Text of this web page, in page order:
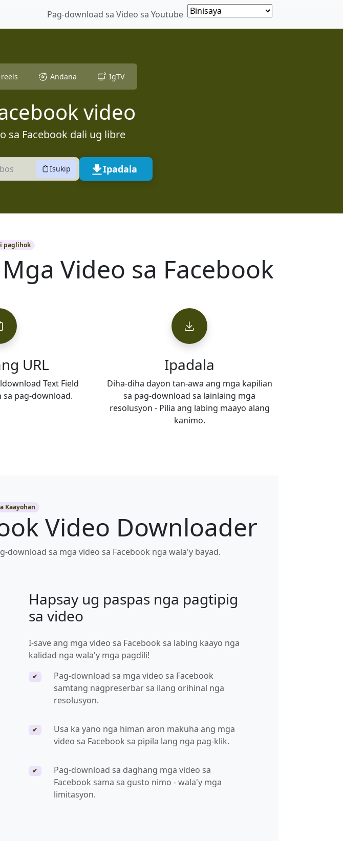
Pag-download sa Video sa Youtube
Andana IgTV
video
sa Facebook dali ug libre
Isukip Ipadala
paglihok
Video sa Facebook
URL
Text Field
pag-download.
Ipadala
Diha-diha dayon tan-awa ang mga kapilian
sa pag-download sa lainlaing mga
resolusyon - Pilia ang labing maayo alang
kanimo.
Kaayohan
Video Downloader
sa mga video sa Facebook nga wala'y bayad.
Hapsay ug paspas nga pagtipig
sa video
I-save ang mga video sa Facebook sa labing kaayo nga
kalidad nga wala'y mga pagdili!
✔
Pag-download sa mga video sa Facebook
samtang nagpreserbar sa ilang orihinal nga
resolusyon.
✔
Usa ka yano nga himan aron makuha ang mga
video sa Facebook sa pipila lang nga pag-klik.
✔
Pag-download sa daghang mga video sa
Facebook sama sa gusto nimo - wala'y mga
limitasyon.